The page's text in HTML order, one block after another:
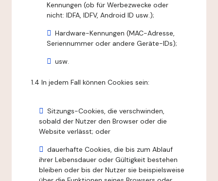
Kennungen (ob für Werbezwecke oder
nicht: IDFA, IDFV, Android ID usw.);
Hardware-Kennungen (MAC-Adresse,
Seriennummer oder andere Geräte-IDs);
usw.
1.4 In jedem Fall können Cookies sein:
Sitzungs-Cookies, die verschwinden,
sobald der Nutzer den Browser oder die
Website verlässt; oder
dauerhafte Cookies, die bis zum Ablauf
ihrer Lebensdauer oder Gültigkeit bestehen
bleiben oder bis der Nutzer sie beispielsweise